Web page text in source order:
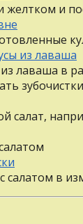
желтком и
лаваша в
зубочистки
салат,
салатом в